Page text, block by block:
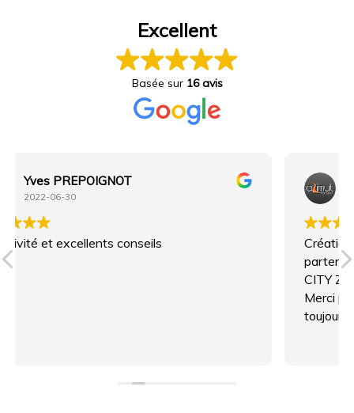
Excellent
Basée sur 16 avis
Azimut Transport
Création de notre site depuis l'origine d'Azimut,
partenariat toujours en cours très bon travail de
Merci pour votre qualité de travail, nos échanges